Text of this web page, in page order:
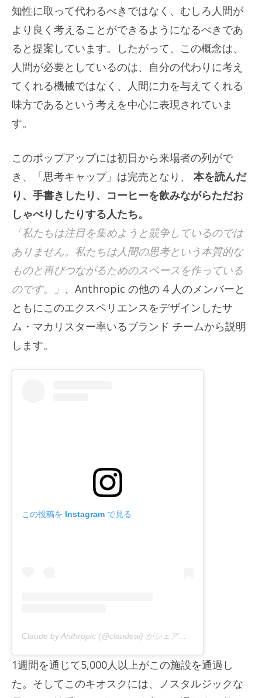
知性に取って代わるべきではなく、むしろ人間が
より良く考えることができるようになるべきであ
ると提案しています。したがって、この概念は、
人間が必要としているのは、自分の代わりに考え
てくれる機械ではなく、人間に力を与えてくれる
味方であるという考えを中心に表現されていま
す。
このポップアップには初日から来場者の列がで
き、「思考キャップ」は完売となり、 本を読んだ
り、手書きしたり、コーヒーを飲みながらただお
しゃべりしたりする人たち。
「私たちは注目を集めようと競争しているのでは
ありません。私たちは人間の思考という本質的な
ものと再びつながるためのスペースを作っている
のです。」 、Anthropic の他の 4 人のメンバーと
ともにこのエクスペリエンスをデザインしたサ
ム・マカリスター率いるブランド チームから説明
します。
この投稿を Instagram で見る
Claude by Anthropic (@claudeai) がシェアした投稿
1週間を通じて5,000人以上がこの施設を通過し
た。そしてこのキオスクには、ノスタルジックな